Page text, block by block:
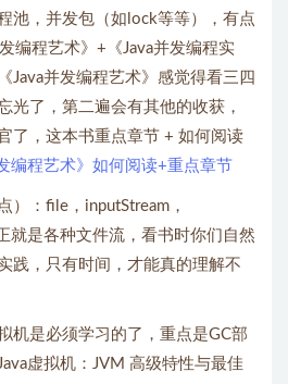
池，并发包（如lock等等），有点
编程艺术》+《Java并发编程实
Java并发编程艺术》感觉得看三四
光了，第二遍会有其他的收获，
了，这本书重点章节 + 如何阅读
发编程艺术》如何阅读+重点章节
）：file，inputStream，
就是各种文件流，看书时你们自然
践，只有时间，才能真的理解不
机是必须学习的了，重点是GC部
虚拟机：JVM 高级特性与最佳